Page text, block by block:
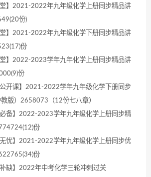
】2021-2022年九年级化学上册同步精品讲
份)
】2021-2022年九年级化学下册同步精品讲
份
】2022-2023学年九年化学上册同步精品讲
份
开课】2021-2022学年九年级化学下册同步
版）2658073（12份七八章）
备】2022-2023学年九年级化学上册同步精
份
忧】2021-2022学年九年级化学上册同步优
份
缺】2022年中考化学三轮冲刺过关